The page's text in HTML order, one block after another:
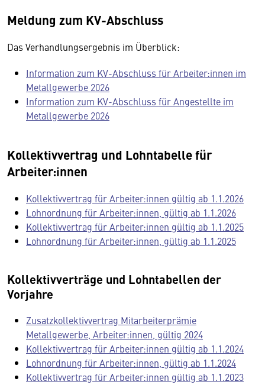
Meldung zum KV-Abschluss
Das Verhandlungsergebnis im Überblick:
Information zum KV-Abschluss für Arbeiter:innen im
Metallgewerbe 2026
Information zum KV-Abschluss für Angestellte im
Metallgewerbe 2026
Kollektivvertrag und Lohntabelle für
Arbeiter:innen
Kollektivvertrag für Arbeiter:innen gültig ab 1.1.2026
Lohnordnung für Arbeiter:innen, gültig ab 1.1.2026
Kollektivvertrag für Arbeiter:innen gültig ab 1.1.2025
Lohnordnung für Arbeiter:innen, gültig ab 1.1.2025
Kollektivverträge und Lohntabellen der
Vorjahre
Zusatzkollektivvertrag Mitarbeiterprämie
Metallgewerbe, Arbeiter:innen, gültig 2024
Kollektivvertrag für Arbeiter:innen gültig ab 1.1.2024
Lohnordnung für Arbeiter:innen, gültig ab 1.1.2024
Kollektivvertrag für Arbeiter:innen gültig ab 1.1.2023